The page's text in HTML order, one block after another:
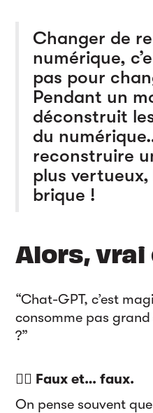
Changer de
numérique,
pas pour
Pendant un
déconstruit
du
reconstruire
plus
brique !
Alors,
“Chat-GPT, c’est
consomme pas grand
?”
🙅‍♀️ Faux et… faux.
On pense souvent